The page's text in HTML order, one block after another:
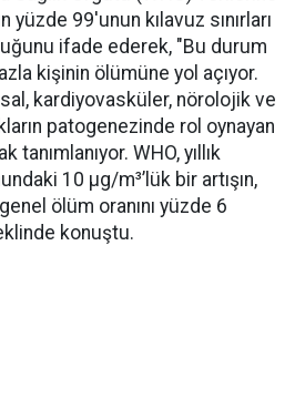
99'unun kılavuz sınırları
ifade ederek, "Bu durum
kişinin ölümüne yol açıyor.
kardiyovasküler, nörolojik ve
patogenezinde rol oynayan
WHO, yıllık
10 µg/m³’lük bir artışın,
ölüm oranını yüzde 6
konuştu.